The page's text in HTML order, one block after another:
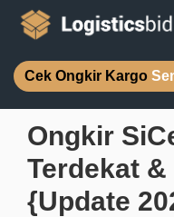
Cek Ongkir Kargo
Ongkir
Terdekat
{Update